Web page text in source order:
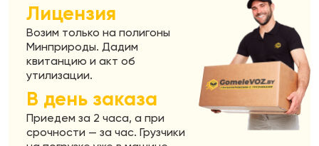
Лицензия
Возим только на полигоны
Минприроды. Дадим
квитанцию и акт об
утилизации.
В день заказа
Приедем за 2 часа, а при
срочности — за час. Грузчики